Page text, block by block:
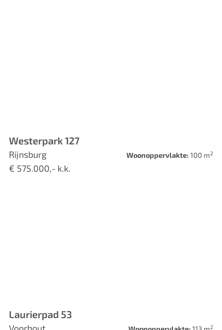
Westerpark 127
Rijnsburg
€ 575.000,- k.k.
Woonoppervlakte: 100 m2
Laurierpad 53
2